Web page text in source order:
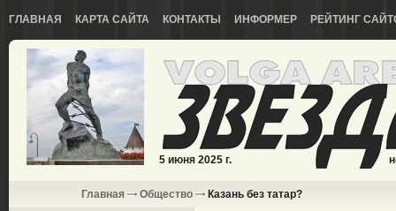
ГЛАВНАЯ КАРТА САЙТА КОНТАКТЫ ИНФОРМЕР РЕЙТИНГ
5 июня 2025 г.
Главная Общество Казань без татар?